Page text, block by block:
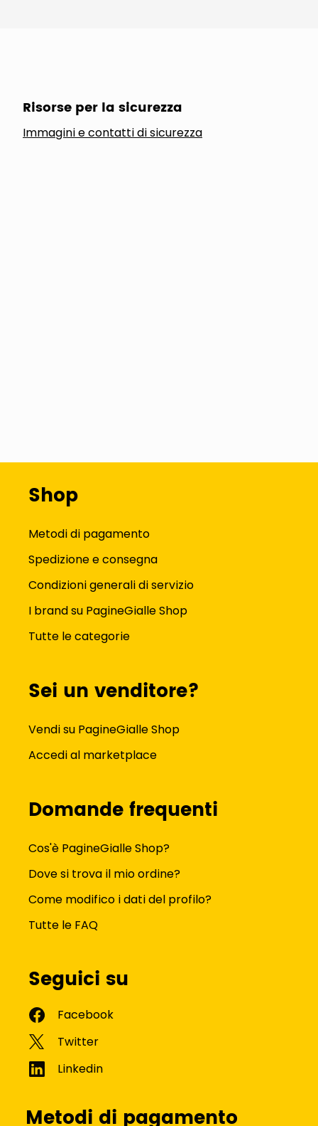
Risorse per la sicurezza
Immagini e contatti di sicurezza
Shop
Metodi di pagamento
Spedizione e consegna
Condizioni generali di servizio
I brand su PagineGialle Shop
Tutte le categorie
Sei un venditore?
Vendi su PagineGialle Shop
Accedi al marketplace
Domande frequenti
Cos'è PagineGialle Shop?
Dove si trova il mio ordine?
Come modifico i dati del profilo?
Tutte le FAQ
Seguici su
Metodi di pagamento